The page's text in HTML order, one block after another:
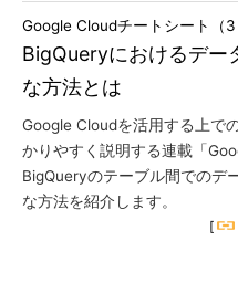
BigQueryにおけるデー
な方法とは
Google Cloudチートシート（3
Google Cloudを活用する上で
かりやすく説明する連載「
BigQueryのテーブル間でのデ
な方法を紹介します。
[